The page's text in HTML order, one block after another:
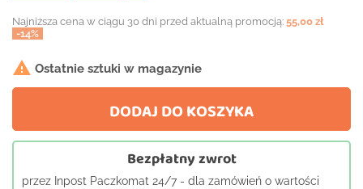
Najniższa cena w ciągu 30 dni przed aktualną promocją: 55,00 zł
-14%
 Ostatnie sztuki w magazynie
DODAJ DO KOSZYKA
Bezpłatny zwrot
przez Inpost Paczkomat 24/7 - dla zamówień o wartości